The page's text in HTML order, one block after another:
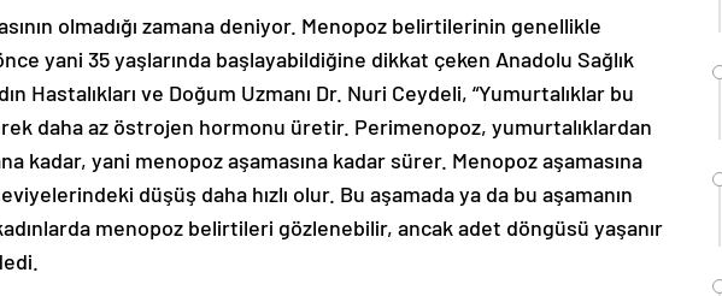
olmadığı zamana deniyor. Menopoz belirtilerinin genellikle
yani 35 yaşlarında başlayabildiğine dikkat çeken Anadolu Sağlık
Hastalıkları ve Doğum Uzmanı Dr. Nuri Ceydeli, “Yumurtalıklar bu
daha az östrojen hormonu üretir. Perimenopoz, yumurtalıklardan
kadar, yani menopoz aşamasına kadar sürer. Menopoz aşamasına
düşüş daha hızlı olur. Bu aşamada ya da bu aşamanın
menopoz belirtileri gözlenebilir, ancak adet döngüsü yaşanır